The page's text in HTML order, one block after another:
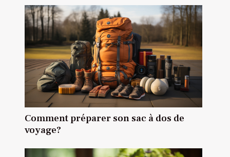
Comment préparer son sac à dos de
voyage?